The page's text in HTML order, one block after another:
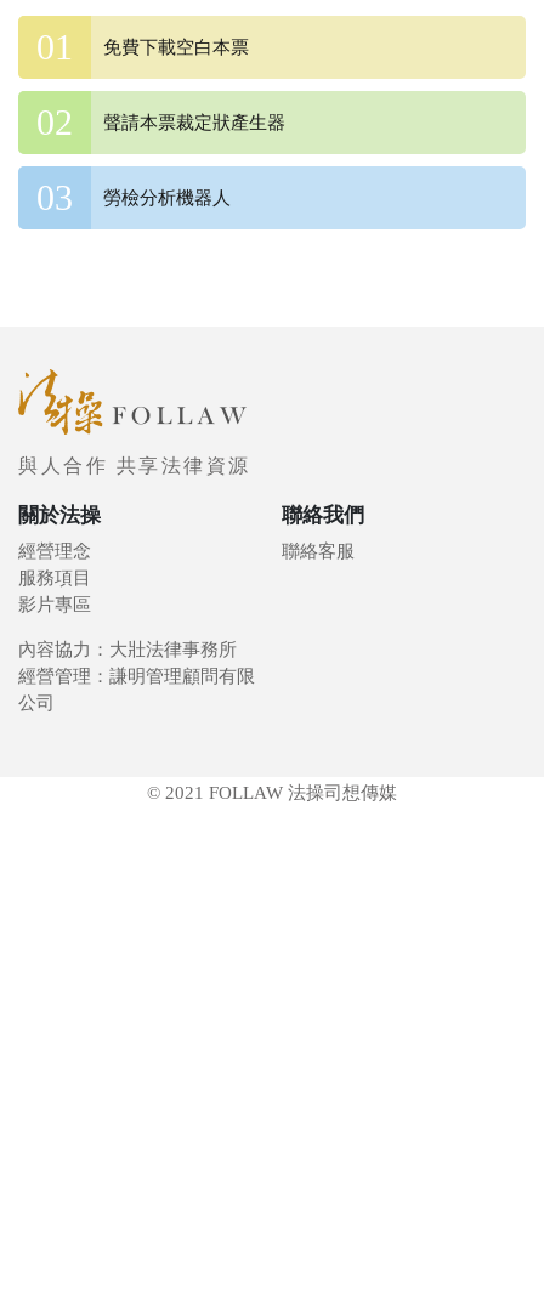
免費下載空白本票
聲請本票裁定狀產生器
勞檢分析機器人
與人合作 共享法律資源
關於法操
經營理念
服務項目
影片專區
聯絡我們
聯絡客服
內容協力：大壯法律事務所
經營管理：謙明管理顧問有限
公司
© 2021 FOLLAW 法操司想傳媒